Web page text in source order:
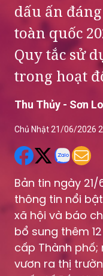
dấu ấn
toàn quốc
Quy tắc sử
trong hoạt
Thu Thủy - Sơn
Chủ Nhật 21/06/2026
Bản tin ngày
thông tin nổi
xã hội và báo
bổ sung thêm
cấp Thành phố;
vươn ra thị